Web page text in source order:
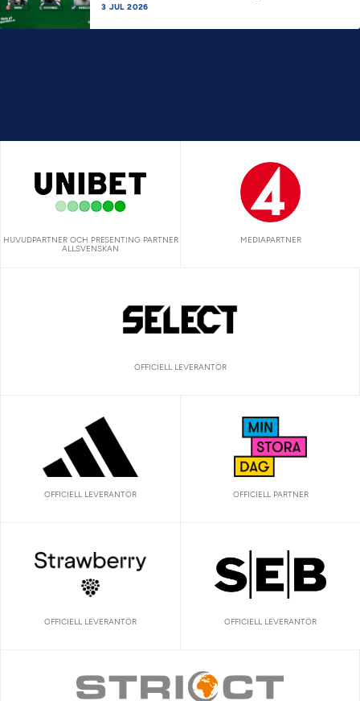
3 JUL 2026
HUVUDPARTNER OCH PRESENTING PARTNER
ALLSVENSKAN
MEDIAPARTNER
OFFICIELL LEVERANTÖR
OFFICIELL LEVERANTÖR OFFICIELL PARTNER
OFFICIELL LEVERANTÖR OFFICIELL LEVERANTÖR